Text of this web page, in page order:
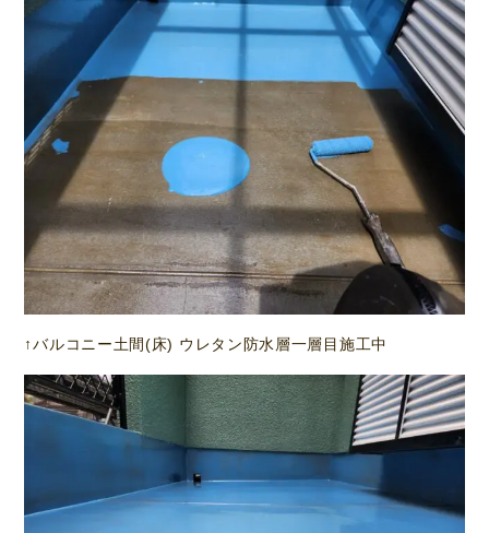
↑バルコニー土間(床) ウレタン防水層一層目施工中